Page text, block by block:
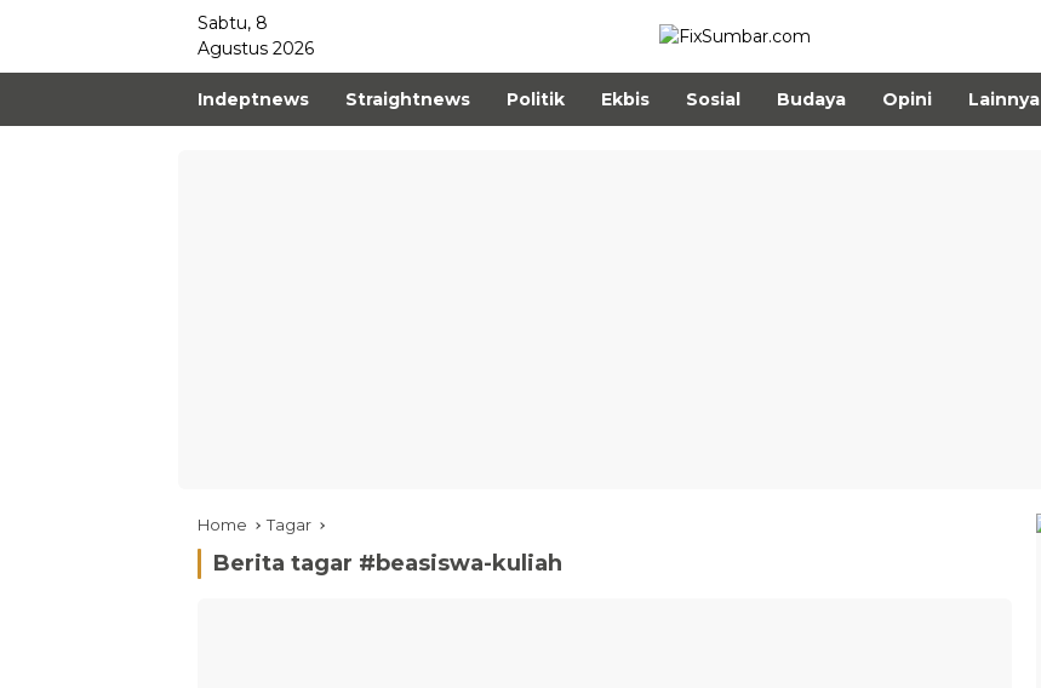
Sabtu, 8
Agustus 2026
Indeptnews Straightnews Politik Ekbis Sosial Budaya Opini Lainnya
Home Tagar
Berita tagar #beasiswa-kuliah